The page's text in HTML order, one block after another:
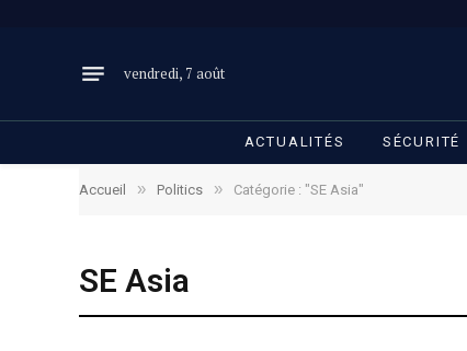
vendredi, 7 août
ACTUALITÉS SÉCURITÉ
Accueil » Politics » Catégorie : "SE Asia"
SE Asia